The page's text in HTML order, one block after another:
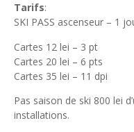
Tarifs:
SKI PASS ascenseur – 1
Cartes 12 lei – 3 pt
Cartes 20 lei – 6 pts
Cartes 35 lei – 11 dpi
Pas saison de ski 800 lei
installations.